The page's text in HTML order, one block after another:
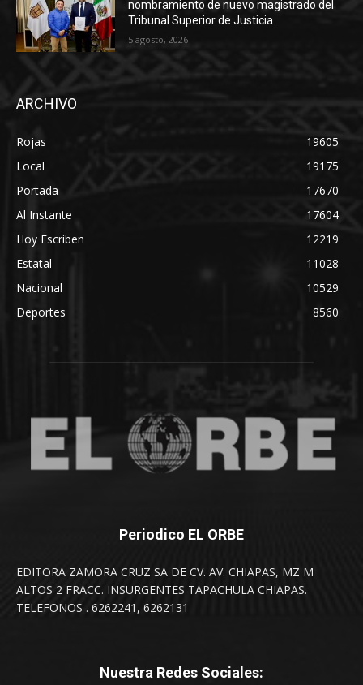
nombramiento de nuevo magistrado del
Tribunal Superior de Justicia
5 agosto, 2026
ARCHIVO
Rojas
19605
Local
19175
Portada
17670
Al Instante
17604
Hoy Escriben
12219
Estatal
11028
Nacional
10529
Deportes
8560
Periodico EL ORBE
EDITORA ZAMORA CRUZ SA DE CV. AV. CHIAPAS, MZ M
ALTOS 2 FRACC. INSURGENTES TAPACHULA CHIAPAS.
TELEFONOS . 6262241, 6262131
Nuestra Redes Sociales: